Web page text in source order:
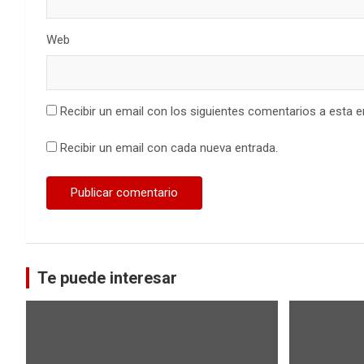
Web
Recibir un email con los siguientes comentarios a esta
Recibir un email con cada nueva entrada.
Te puede interesar